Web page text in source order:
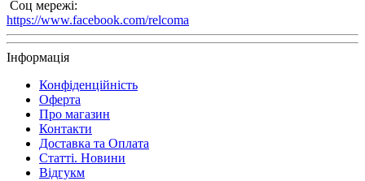
Соц мережі:
https://www.facebook.com/relcoma
Інформація
Конфіденційність
Оферта
Про магазин
Контакти
Доставка та Оплата
Статті. Новини
Відгукм